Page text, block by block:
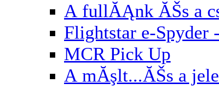
A fullĂĄnk ĂŠs a
Flightstar e-Spyder
MCR Pick Up
A mĂşlt...ĂŠs a